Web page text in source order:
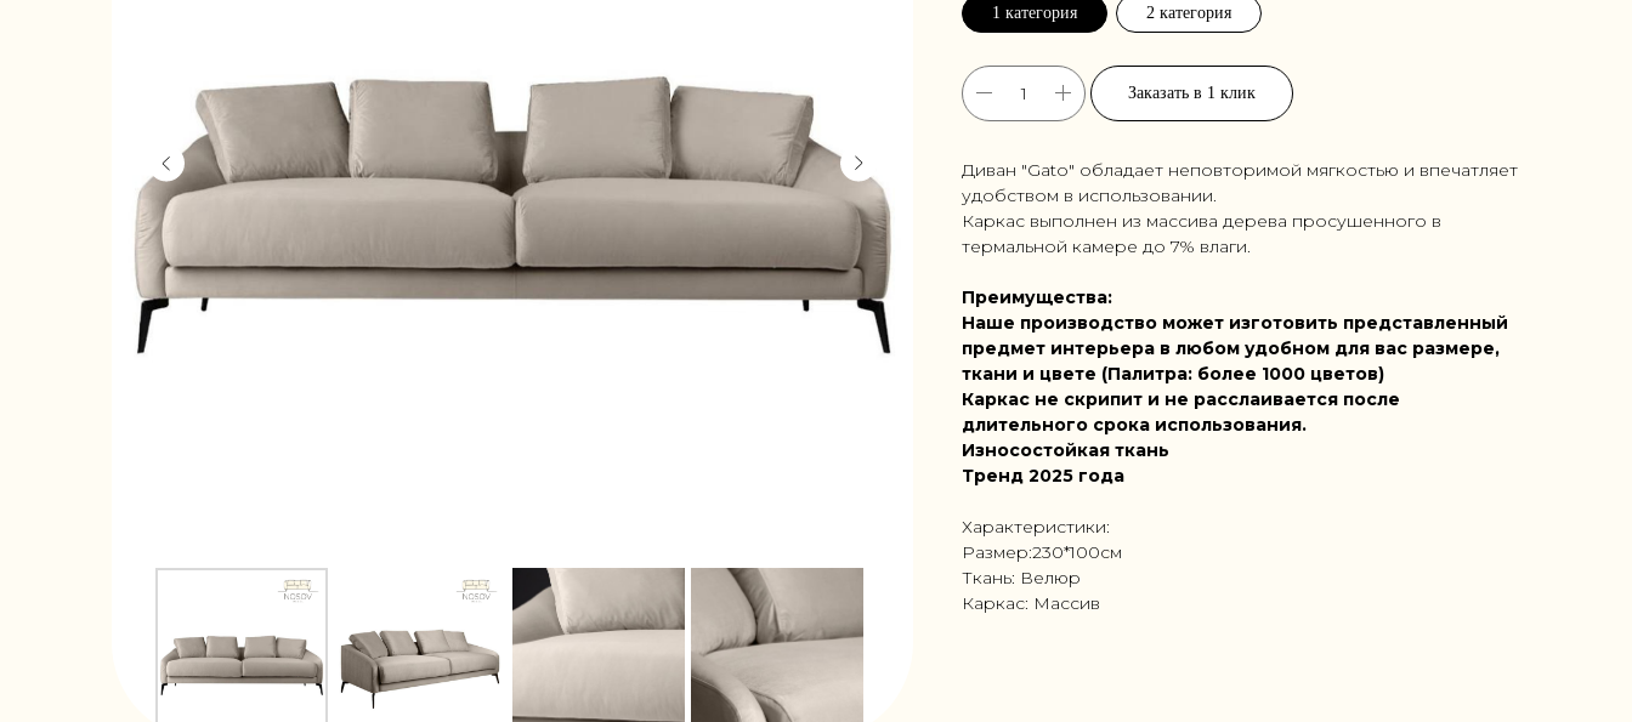
1 категория 2 категория
Заказать в 1 клик
Диван "Gato" обладает неповторимой мягкостью и впечатляет
удобством в использовании.
Каркас выполнен из массива дерева просушенного в
термальной камере до 7% влаги.
Преимущества:
Наше производство может изготовить представленный
предмет интерьера в любом удобном для вас размере,
ткани и цвете (Палитра: более 1000 цветов)
Каркас не скрипит и не расслаивается после
длительного срока использования.
Износостойкая ткань
Тренд 2025 года
Характеристики:
Размер:230*100см
Ткань: Велюр
Каркас: Массив